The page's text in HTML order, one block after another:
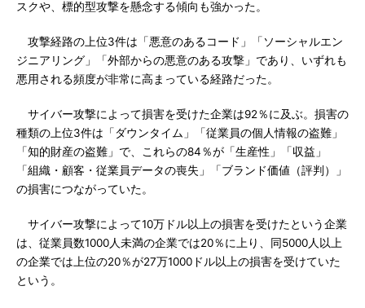
スクや、標的型攻撃を懸念する傾向も強かった。
攻撃経路の上位3件は「悪意のあるコード」「ソーシャルエン
ジニアリング」「外部からの悪意のある攻撃」であり、いずれも
悪用される頻度が非常に高まっている経路だった。
サイバー攻撃によって損害を受けた企業は92％に及ぶ。損害の
種類の上位3件は「ダウンタイム」「従業員の個人情報の盗難」
「知的財産の盗難」で、これらの84％が「生産性」「収益」
「組織・顧客・従業員データの喪失」「ブランド価値（評判）」
の損害につながっていた。
サイバー攻撃によって10万ドル以上の損害を受けたという企業
は、従業員数1000人未満の企業では20％に上り、同5000人以上
の企業では上位の20％が27万1000ドル以上の損害を受けていた
という。